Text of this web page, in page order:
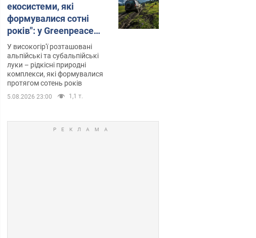
екосистеми, які
формувалися сотні
років": у Greenpeace
забили на сполох
У високогір'ї розташовані
альпійські та субальпійські
луки – рідкісні природні
комплекси, які формувалися
протягом сотень років
5.08.2026 23:00 1,1 т.